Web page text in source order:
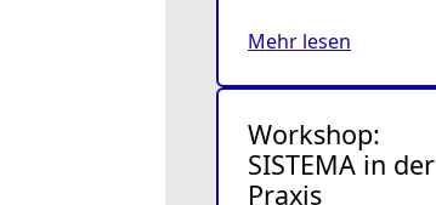
Mehr lesen
Workshop:
SISTEMA in der
Praxis